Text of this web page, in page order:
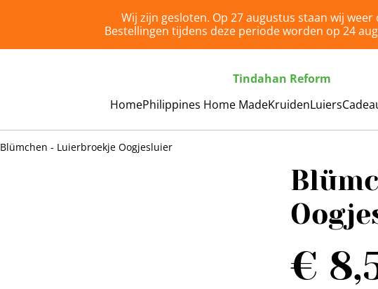
Wij zijn gesloten. Op 27 augustus staan wij weer
Bestellingen tijdens deze periode worden op 24
Tindahan Reform
HomePhilippines Home MadeKruidenLuiers
Blümchen - Luierbroekje Oogjesluier
€